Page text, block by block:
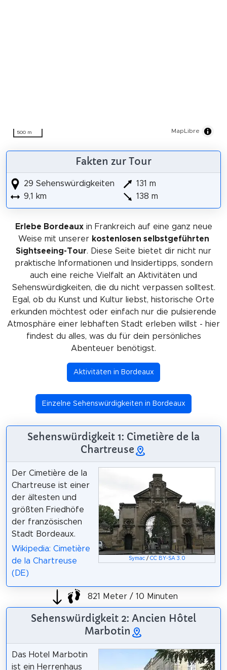
500 m MapLibre
Fakten zur Tour
29 Sehenswürdigkeiten
9,1 km
131 m
138 m
Erlebe Bordeauxin Frankreich auf eine ganz neue
Weise mit unserer kostenlosen selbstgeführten
Sightseeing-Tour. Diese Seite bietet dir nicht nur
praktische Informationen und Insidertipps, sondern
auch eine reiche Vielfalt an Aktivitäten und
Sehenswürdigkeiten, die du nicht verpassen solltest.
Egal, ob du Kunst und Kultur liebst, historische Orte
erkunden möchtest oder einfach nur die pulsierende
Atmosphäre einer lebhaften Stadt erleben willst - hier
findest du alles, was du für dein persönliches
Abenteuer benötigst.
Aktivitäten in Bordeaux
Einzelne Sehenswürdigkeiten in Bordeaux
Sehenswürdigkeit 1: Cimetière de la
Chartreuse
Symac/ CC BY-SA 3.0
Der Cimetière de la
Chartreuse ist einer
der ältesten und
größten Friedhöfe
der französischen
Stadt Bordeaux.
Wikipedia: Cimetière
de la Chartreuse
(DE)
821 Meter / 10 Minuten
Sehenswürdigkeit 2: Ancien Hôtel
Marbotin
Das Hotel Marbotin
ist ein Herrenhaus